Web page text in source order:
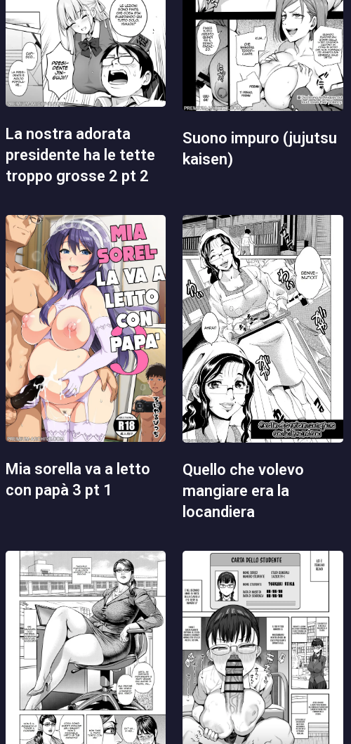
la nostra adorata
presidente ha le tette
troppo grosse 2 pt 2
suono impuro (jujutsu
kaisen)
mia sorella va a letto
con papà 3 pt 1
quello che volevo
mangiare era la
locandiera